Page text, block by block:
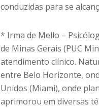
conduzidas para se
* Irma de Mello –
de Minas Gerais (PUC
atendimento clínico.
entre Belo Horizonte,
Unidos (Miami), onde
aprimorou em diversas